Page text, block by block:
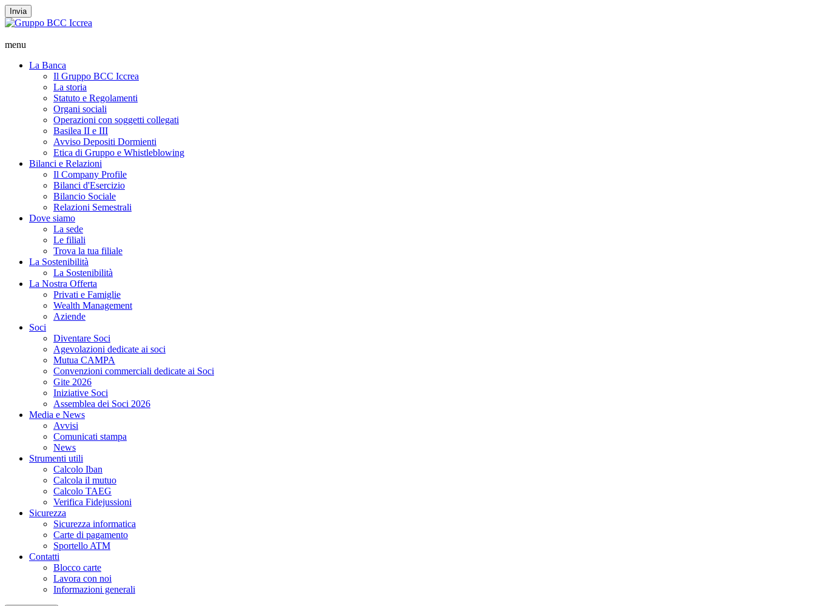
Invia
menu
La Banca
Il Gruppo BCC Iccrea
La storia
Statuto e Regolamenti
Organi sociali
Operazioni con soggetti collegati
Basilea II e III
Avviso Depositi Dormienti
Etica di Gruppo e Whistleblowing
Bilanci e Relazioni
Il Company Profile
Bilanci d'Esercizio
Bilancio Sociale
Relazioni Semestrali
Dove siamo
La sede
Le filiali
Trova la tua filiale
La Sostenibilità
La Sostenibilità
La Nostra Offerta
Privati e Famiglie
Wealth Management
Aziende
Soci
Diventare Soci
Agevolazioni dedicate ai soci
Mutua CAMPA
Convenzioni commerciali dedicate ai Soci
Gite 2026
Iniziative Soci
Assemblea dei Soci 2026
Media e News
Avvisi
Comunicati stampa
News
Strumenti utili
Calcolo Iban
Calcola il mutuo
Calcolo TAEG
Verifica Fidejussioni
Sicurezza
Sicurezza informatica
Carte di pagamento
Sportello ATM
Contatti
Blocco carte
Lavora con noi
Informazioni generali